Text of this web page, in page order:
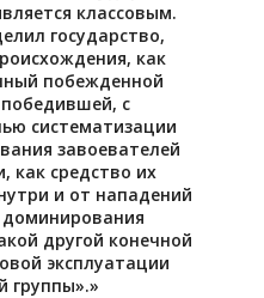
классовым.
государство,
как
побежденной
победившей, с
систематизации
завоевателей
как средство их
и от нападений
доминирования
другой конечной
эксплуатации
группы».»